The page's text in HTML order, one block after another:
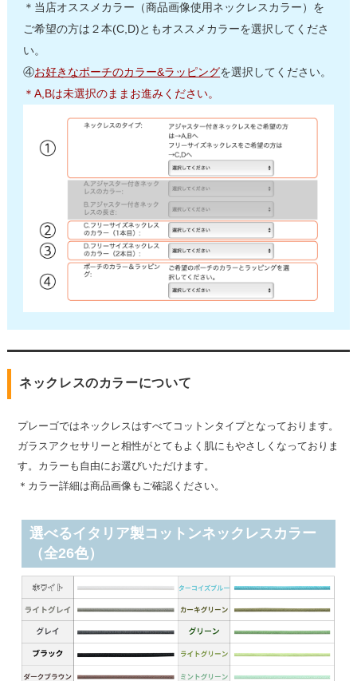
＊当店オススメカラー（商品画像使用ネックレスカラー）を
ご希望の方は２本(C,D)ともオススメカラーを選択してくださ
い。
④お好きなポーチのカラー&ラッピングを選択してください。
＊A,Bは未選択のままお進みください。
ネックレスのカラーについて
プレーゴではネックレスはすべてコットンタイプとなっております。
ガラスアクセサリーと相性がとてもよく肌にもやさしくなっておりま
す。カラーも自由にお選びいただけます。
＊カラー詳細は商品画像もご確認ください。
選べるイタリア製コットンネックレスカラー
（全26色）